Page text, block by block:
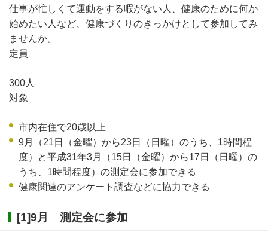
仕事が忙しくて運動をする暇がない人、健康のために何か
始めたい人など、健康づくりのきっかけとして参加してみ
ませんか。
定員
300人
対象
市内在住で20歳以上
9月（21日（金曜）から23日（日曜）のうち、1時間程
度）と平成31年3月（15日（金曜）から17日（日曜）の
うち、1時間程度）の測定会に参加できる
健康関連のアンケート調査などに協力できる
[1]9月 測定会に参加